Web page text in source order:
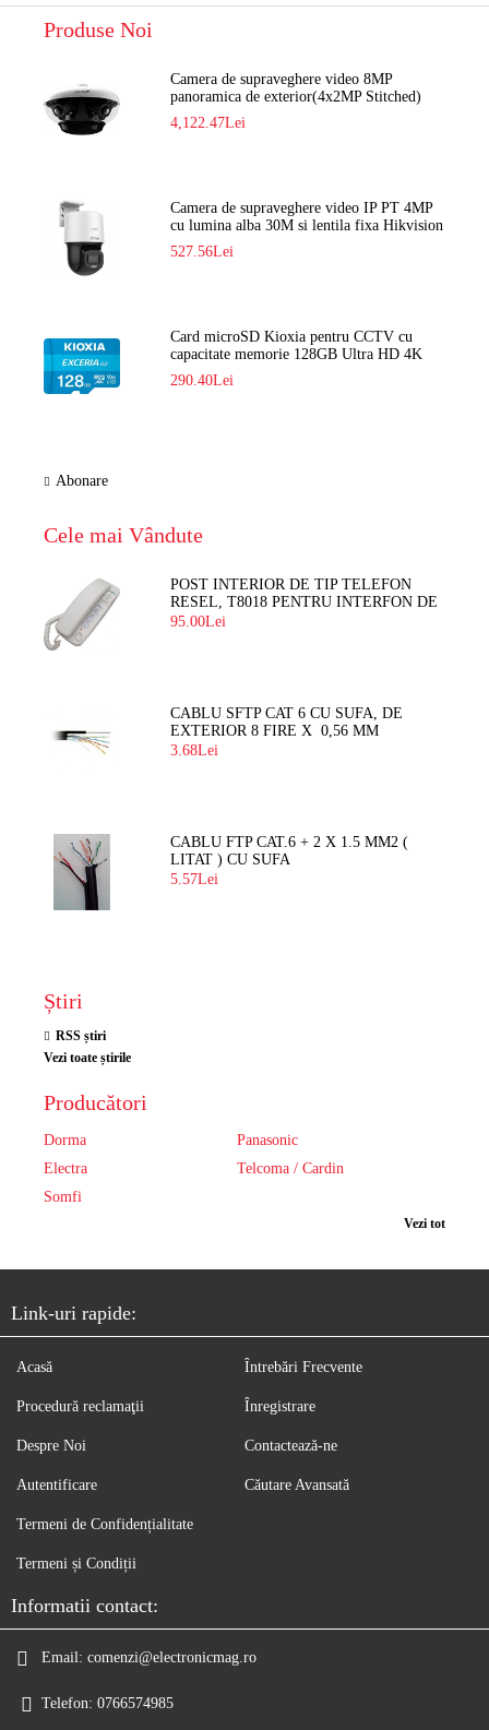
Produse Noi
Camera de supraveghere video 8MP
panoramica de exterior(4x2MP Stitched)
Navaio NGC-7482PR
4,122.47Lei
Camera de supraveghere video IP PT 4MP
cu lumina alba 30M si lentila fixa Hikvision
DS-2DE2C400SCG-E F1
527.56Lei
Card microSD Kioxia pentru CCTV cu
capacitate memorie 128GB Ultra HD 4K
LMEX2L128GG2
290.40Lei
Abonare
Cele mai Vândute
POST INTERIOR DE TIP TELEFON
RESEL, T8018 PENTRU INTERFON DE
BLOC
95.00Lei
CABLU SFTP CAT 6 CU SUFA, DE
EXTERIOR 8 FIRE X 0,56 MM
3.68Lei
CABLU FTP CAT.6 + 2 X 1.5 MM2 (
LITAT ) CU SUFA
5.57Lei
Știri
RSS știri
Vezi toate știrile
Producători
Dorma
Panasonic
Electra
Telcoma / Cardin
Somfi
Vezi tot
Link-uri rapide:
Acasă
Procedură reclamaţii
Despre Noi
Autentificare
Întrebări Frecvente
Înregistrare
Contactează-ne
Căutare Avansată
Termeni de Confidențialitate
Termeni și Condiții
Informatii contact:
Email: comenzi@electronicmag.ro
Telefon: 0766574985